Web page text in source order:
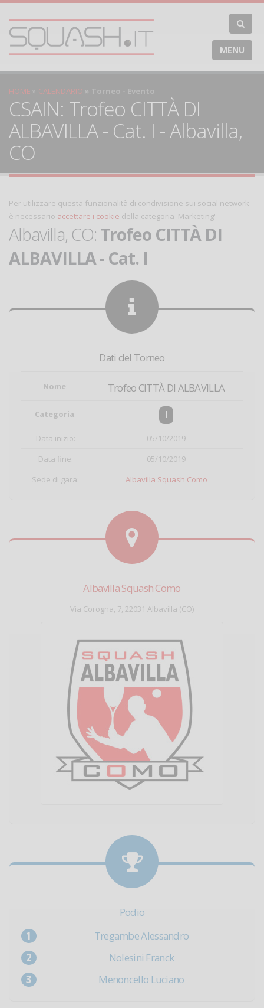
MENU
HOME CALENDARIO Torneo - Evento
CSAIN: Trofeo CITTÀ DI
ALBAVILLA - Cat. I - Albavilla,
CO
Per utilizzare questa funzionalità di condivisione sui social network
è necessario accettare i cookie della categoria 'Marketing'
Albavilla, CO: Trofeo CITTÀ DI
ALBAVILLA - Cat. I
Dati del Torneo
Nome: Trofeo CITTÀ DI ALBAVILLA
Categoria: I
Data inizio:
05/10/2019
Data fine:
05/10/2019
Sede di gara:
Albavilla Squash Como
Albavilla Squash Como
Via Corogna, 7, 22031 Albavilla (CO)
Podio
Tregambe Alessandro
Nolesini Franck
Menoncello Luciano